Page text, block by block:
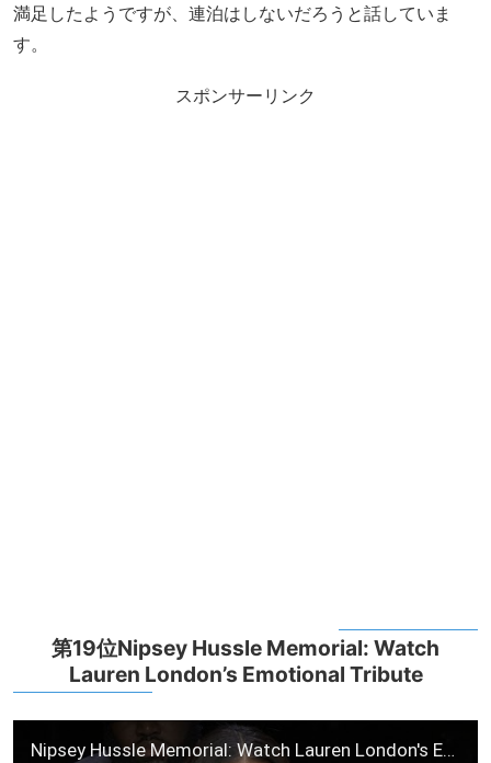
満足したようですが、連泊はしないだろうと話していま
す。
スポンサーリンク
第19位Nipsey Hussle Memorial: Watch
Lauren London’s Emotional Tribute
Nipsey Hussle Memorial: Watch Lauren London's Emotional Tribute